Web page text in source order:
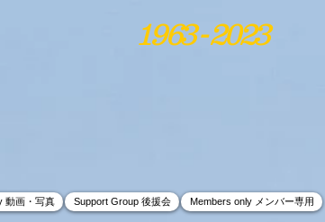
1963 - 2023
動画・写真 Support Group 後援会 Members only メンバー専用